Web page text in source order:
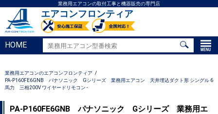
業務用エアコンの取付工事と機器販売の専門店
エアコンフロンティア
HOME
業務用エアコンのエアコンフロンティア
PA-P160FE6GNB パナソニック Gシリーズ 業務用エアコン 天井埋込ダクト形 シングル 6
馬力 三相200V ワイヤードリモコン -
PA-P160FE6GNB パナソニック Gシリーズ 業務用エ